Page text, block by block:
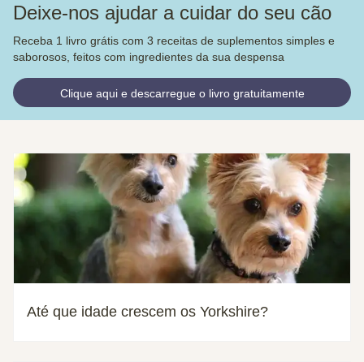
Deixe-nos ajudar a cuidar do seu cão
Receba 1 livro grátis com 3 receitas de suplementos simples e
saborosos, feitos com ingredientes da sua despensa
Clique aqui e descarregue o livro gratuitamente
Até que idade crescem os Yorkshire?